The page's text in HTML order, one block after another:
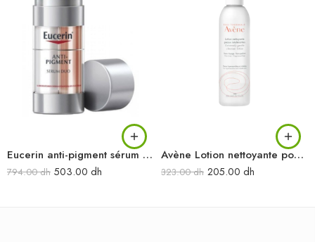
Eucerin anti-pigment sérum duo
794.00dh 503.00 dh
Avène Lotion nettoyante pour peaux intolérantes 200 ml
323.00dh 205.00 dh